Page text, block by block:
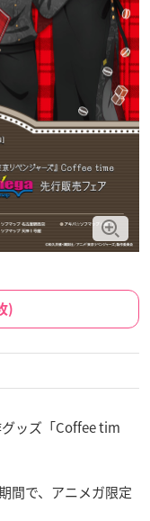
)
ッズ「Coffee tim
間で、アニメガ限定